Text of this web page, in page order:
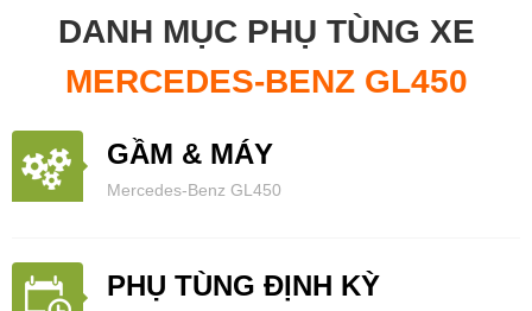
DANH MỤC PHỤ TÙNG XE
MERCEDES-BENZ GL450
GẦM & MÁY
Mercedes-Benz GL450
PHỤ TÙNG ĐỊNH KỲ